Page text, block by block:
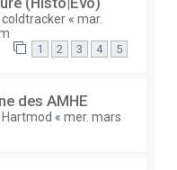
coldtracker « mar.
1 2 3 4 5
des AMHE
Hartmod « mer. mars